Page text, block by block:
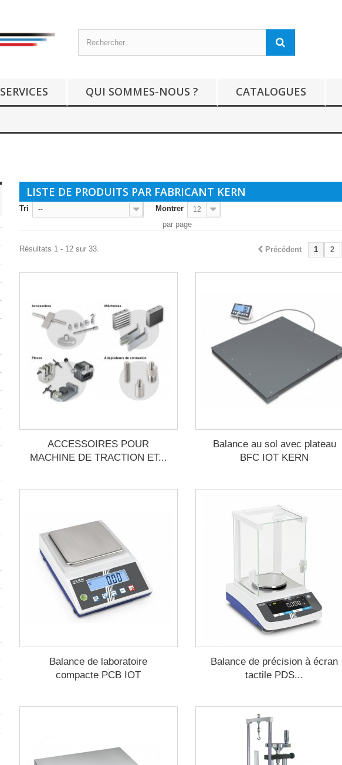
SERVICES QUI SOMMES-NOUS ? CATALOGUES
LISTE DE PRODUITS PAR FABRICANT KERN
Tri -- Montrer 12
par page
Précédent 1 2
Résultats 1 - 12 sur 33.
ACCESSOIRES POUR
MACHINE DE TRACTION ET...
Balance au sol avec plateau
BFC IOT KERN
Balance de laboratoire
compacte PCB IOT
Balance de précision à écran
tactile PDS...